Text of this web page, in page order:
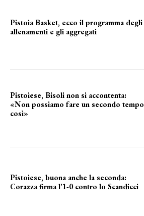
Pistoia Basket, ecco il programma degli
allenamenti e gli aggregati
Pistoiese, Bisoli non si accontenta:
«Non possiamo fare un secondo tempo
così»
Pistoiese, buona anche la seconda:
Corazza firma l’1-0 contro lo Scandicci